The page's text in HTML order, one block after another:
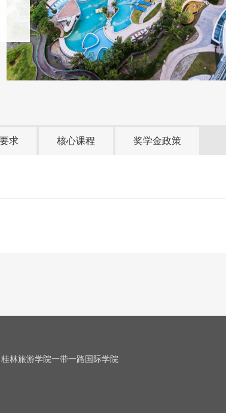
求 核心课程 奖学金政策
旅游学院一带一路国际学院